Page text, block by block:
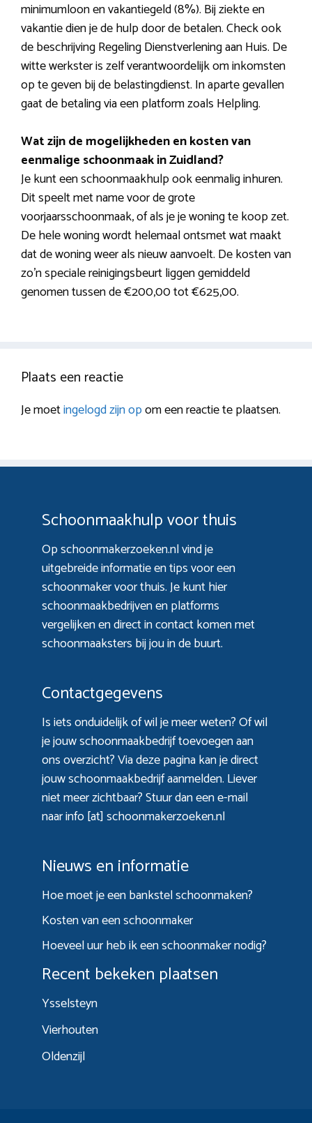
minimumloon en vakantiegeld (8%). Bij ziekte en
vakantie dien je de hulp door de betalen. Check ook
de beschrijving Regeling Dienstverlening aan Huis. De
witte werkster is zelf verantwoordelijk om inkomsten
op te geven bij de belastingdienst. In aparte gevallen
gaat de betaling via een platform zoals Helpling.
Wat zijn de mogelijkheden en kosten van
eenmalige schoonmaak in Zuidland?
Je kunt een schoonmaakhulp ook eenmalig inhuren.
Dit speelt met name voor de grote
voorjaarsschoonmaak, of als je je woning te koop zet.
De hele woning wordt helemaal ontsmet wat maakt
dat de woning weer als nieuw aanvoelt. De kosten van
zo’n speciale reinigingsbeurt liggen gemiddeld
genomen tussen de €200,00 tot €625,00.
Plaats een reactie
Je moetingelogd zijn opom een reactie te plaatsen.
Schoonmaakhulp voor thuis
Op schoonmakerzoeken.nl vind je
uitgebreide informatie en tips voor een
schoonmaker voor thuis. Je kunt hier
schoonmaakbedrijven en platforms
vergelijken en direct in contact komen met
schoonmaaksters bij jou in de buurt.
Contactgegevens
Is iets onduidelijk of wil je meer weten? Of wil
je jouw schoonmaakbedrijf toevoegen aan
ons overzicht? Viadeze paginakan je direct
jouw schoonmaakbedrijf aanmelden. Liever
niet meer zichtbaar? Stuur dan een e-mail
naar info [at] schoonmakerzoeken.nl
Nieuws en informatie
Hoe moet je een bankstel schoonmaken?
Kosten van een schoonmaker
Hoeveel uur heb ik een schoonmaker nodig?
Recent bekeken plaatsen
Ysselsteyn
Vierhouten
Oldenzijl